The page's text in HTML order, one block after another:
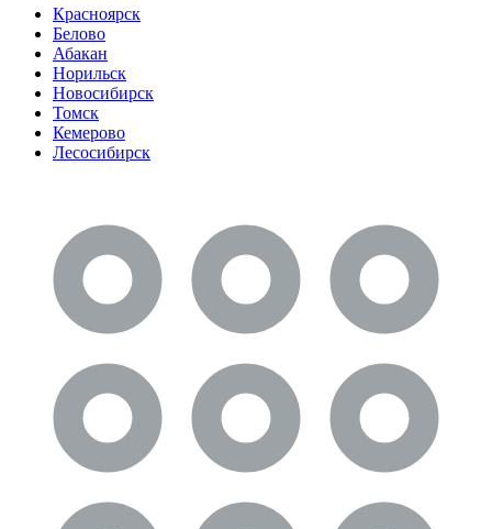
Красноярск
Белово
Абакан
Норильск
Новосибирск
Томск
Кемерово
Лесосибирск